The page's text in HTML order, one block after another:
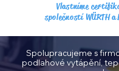
Vlastníme
společností WÜRTH a
Spolupracujeme s
podlahové vytápění,